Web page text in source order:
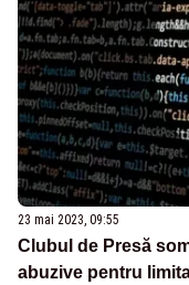
23 mai 2023, 09:55
Clubul de Presă
abuzive pentru